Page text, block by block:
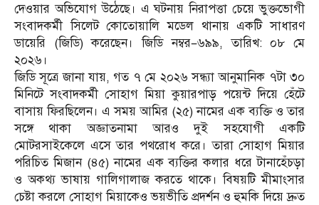
দেওয়ার অভিযোগ উঠেছে। এ ঘটনায় নিরাপত্তা চেয়ে ভুক্তভোগী
সংবাদকর্মী সিলেট কোতোয়ালি মডেল থানায় একটি সাধারণ
ডায়েরি (জিডি) করেছেন। জিডি নম্বর–৬৯৯, তারিখ: ০৮ মে
২০২৬।
জিডি সূত্রে জানা যায়, গত ৭ মে ২০২৬ সন্ধ্যা আনুমানিক ৭টা ৩০
মিনিটে সংবাদকর্মী সোহাগ মিয়া কুয়ারপাড় পয়েন্ট দিয়ে হেঁটে
বাসায় ফিরছিলেন। এ সময় আমির (২৫) নামের এক ব্যক্তি ও তার
সঙ্গে থাকা অজ্ঞাতনামা আরও দুই সহযোগী একটি
মোটরসাইকেলে এসে তার পথরোধ করে। তারা সোহাগ মিয়ার
পরিচিত মিজান (৪৫) নামের এক ব্যক্তির কলার ধরে টানাহেঁচড়া
ও অকথ্য ভাষায় গালিগালাজ করতে থাকে। বিষয়টি মীমাংসার
চেষ্টা করলে সোহাগ মিয়াকেও ভয়ভীতি প্রদর্শন ও হুমকি দিয়ে দ্রুত